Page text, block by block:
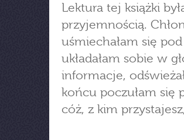
Lektura tej książki
przyjemnością.
uśmiechałam się
układałam sobie w
informacje,
końcu poczułam się
cóż, z kim